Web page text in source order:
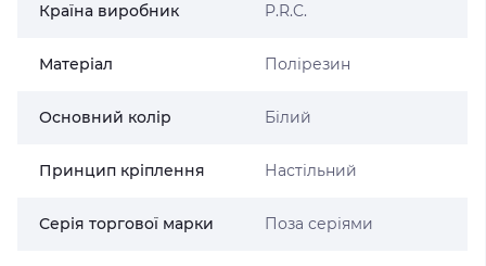
Країна виробник P.R.C.
Матеріал Полірезин
Основний колір Білий
Принцип кріплення Настільний
Серія торгової марки Поза серіями